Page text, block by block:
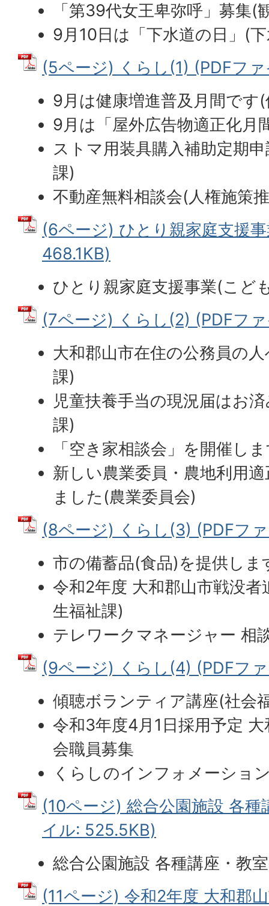
「第39代女王卑弥呼」募集(
9月10日は「下水道の日」(
(5ページ) くらし(1) (PDFフ
9月は健康増進普及月間です
9月は「屋外広告物適正化月
ストマ用装具購入補助定期
課)
不動産無料相談会(人権施策
(6ページ) ひとり親家庭支援
468.1KB)
ひとり親家庭支援事業(こど
(7ページ) くらし(2) (PDFフ
大和郡山市在住の公務員の
課)
児童扶養手当の現況届はお
課)
「空き家相談会」を開催し
新しい農業委員・農地利用
ました(農業委員会)
(8ページ) くらし(3) (PDFフ
市の備蓄品(食品)を提供しま
令和2年度 大和郡山市戦没
生福祉課)
テレワークマネージャー 相
(9ページ) くらし(4) (PDFフ
傾聴ボランティア講座(社会
令和3年度4月1日採用予定
会職員募集
くらしのインフォメーショ
(10ページ) 総合公園施設 各種
イル: 525.5KB)
総合公園施設 各種講座・教
(11ページ) 令和2年度 大和郡